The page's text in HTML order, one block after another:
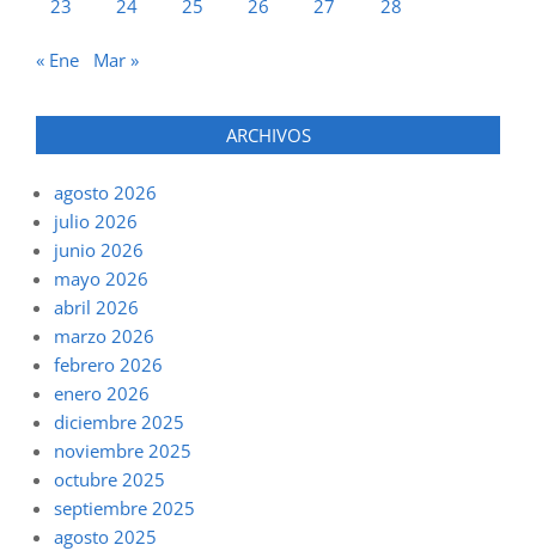
23
24 25 26 27 28
« Ene Mar »
ARCHIVOS
agosto 2026
julio 2026
junio 2026
mayo 2026
abril 2026
marzo 2026
febrero 2026
enero 2026
diciembre 2025
noviembre 2025
octubre 2025
septiembre 2025
agosto 2025